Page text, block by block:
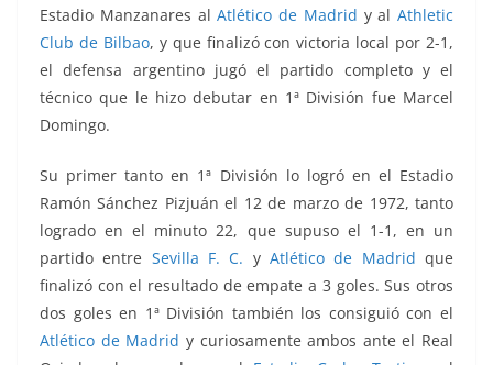
Estadio Manzanares alAtlético de Madrid y al Athletic
Club de Bilbao, y que finalizó con victoria local por 2-1,
el defensa argentino jugó el partido completo y el
técnico que le hizo debutar en 1ª División fue Marcel
Domingo.
Su primer tanto en 1ª División lo logró en el Estadio
Ramón Sánchez Pizjuán el 12 de marzo de 1972, tanto
logrado en el minuto 22, que supuso el 1-1, en un
partido entre Sevilla F. C. yAtlético de Madrid que
finalizó con el resultado de empate a 3 goles. Sus otros
dos goles en 1ª División también los consiguió con el
Atlético de Madrid y curiosamente ambos ante el Real